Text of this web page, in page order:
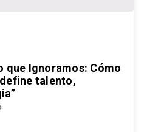
que Ignoramos: Cómo
talento,